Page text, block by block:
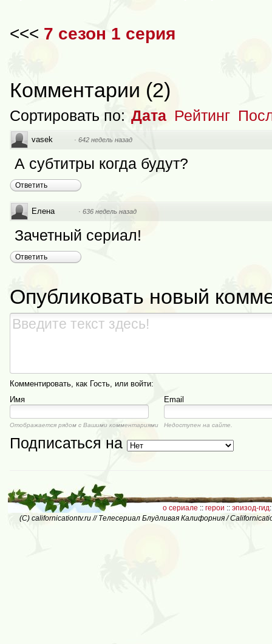
<<< 7 сезон 1 серия
Комментарии (2)
Сортировать по: Дата Рейтинг
vasek · 642 недель назад
А субтитры когда будут?
Ответить
Елена · 636 недель назад
Зачетный сериал!
Ответить
Опубликовать новый
Комментировать, как Гость, или войти:
Имя
Email
Отображается рядом с Вашими комментариями Недоступен на сайте.
Подписаться на
о сериале :: герои :: эпизод-гид
(C) californicationtv.ru // Телесериал Блудливая Калифорния /